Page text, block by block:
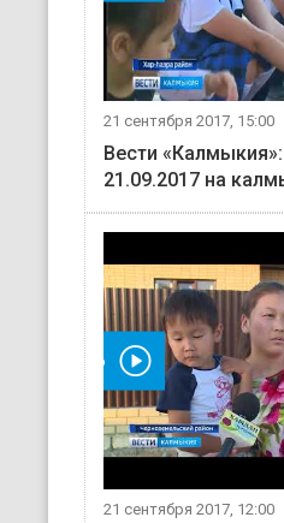
21 сентября 2017, 15:00
Вести
21.09.2017 на
видео
21 сентября 2017, 12:00